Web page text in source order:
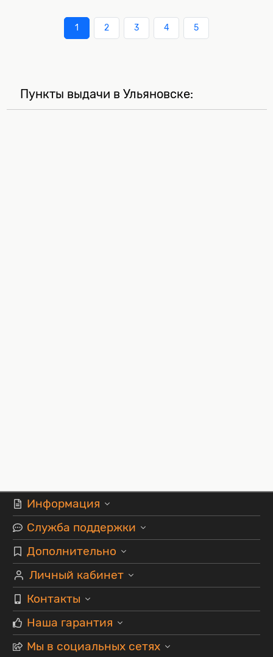
1 2 3 4 5
Пункты выдачи в Ульяновске:
Информация
Служба поддержки
Дополнительно
Личный кабинет
Контакты
Наша гарантия
Мы в социальных сетях